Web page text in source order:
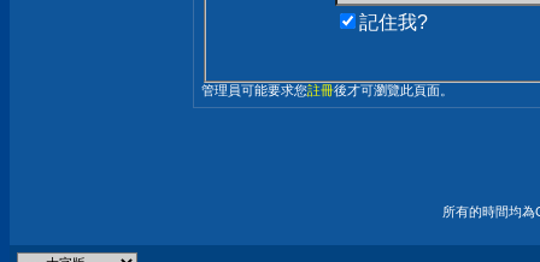
記住我?
管理員可能要求您註冊後才可瀏覽此頁面。
所有的時間均為